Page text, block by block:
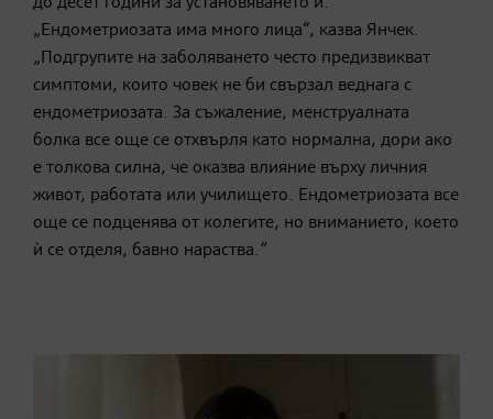
„Ендометриозата има много лица“, казва Янчек.
„Подгрупите на заболяването често предизвикват
симптоми, които човек не би свързал веднага с
ендометриозата. За съжаление, менструалната
болка все още се отхвърля като нормална, дори ако
е толкова силна, че оказва влияние върху личния
живот, работата или училището. Ендометриозата все
още се подценява от колегите, но вниманието, което
ѝ се отделя, бавно нараства.”